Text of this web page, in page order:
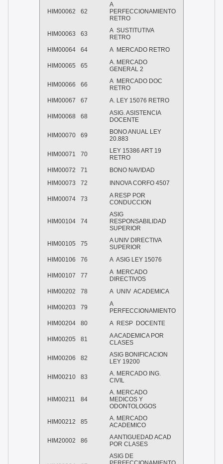
HIM00062 62
A
PERFECCIONAMIENTO
RETRO
HIM00063 63
A SUSTITUTIVA
RETRO
HIM00064
64 A MERCADO RETRO
HIM00065 65
A. MERCADO
GENERAL 2
HIM00066 66
A MERCADO DOC
RETRO
HIM00067
67 A. LEY 15076 RETRO
HIM00068 68
ASIG. ASISTENCIA
DOCENTE
HIM00070 69
BONO ANUAL LEY
20.883
HIM00071 70
LEY 15386 ART 19
RETRO
HIM00072
71
BONO NAVIDAD
HIM00073
72 INNOVA CORFO 4507
HIM00074 73
A RESP POR
CONDUCCION
HIM00104 74
ASIG
RESPONSABILIDAD
SUPERIOR
HIM00105 75
A UNIV DIRECTIVA
SUPERIOR
HIM00106
76 A ASIG LEY 15076
HIM00107 77
A MERCADO
DIRECTIVOS
HIM00202
78 A UNIV ACADEMICA
HIM00203 79
A
PERFECCIONAMIENTO
HIM00204
80 A RESP DOCENTE
HIM00205 81
A ACADEMICA POR
CLASES
HIM00206 82
ASIG BONIFICACION
LEY 19200
HIM00210 83
A. MERCADO ING.
CIVIL
HIM00211 84
A. MERCADO
MEDICOS Y
ODONTOLOGOS
HIM00212 85
A. MERCADO
ACADEMICO
HIM20002 86
A ANTIGUEDAD ACAD
POR CLASES
ASIG DE